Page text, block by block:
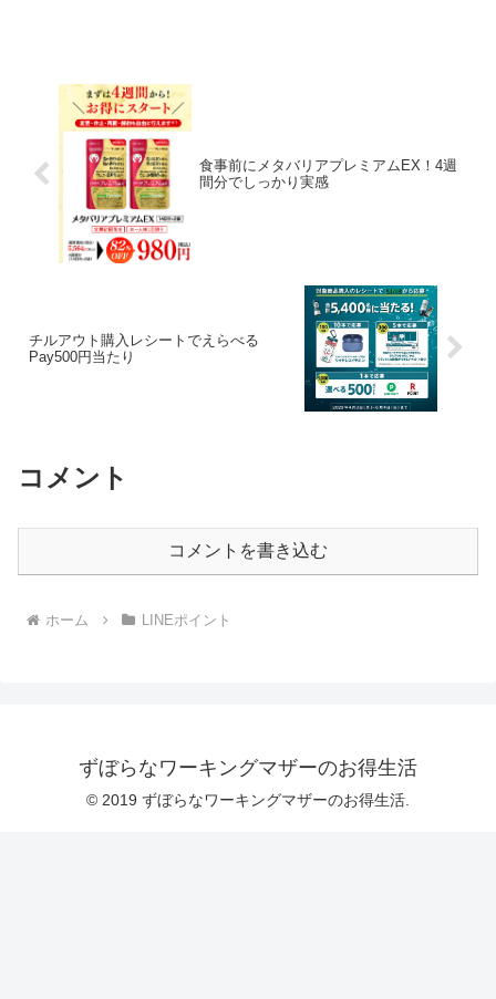
食事前にメタバリアプレミアムEX！4週
間分でしっかり実感
チルアウト購入レシートでえらべる
Pay500円当たり
コメント
コメントを書き込む
ホーム LINEポイント
ずぼらなワーキングマザーのお得生活
© 2019 ずぼらなワーキングマザーのお得生活.